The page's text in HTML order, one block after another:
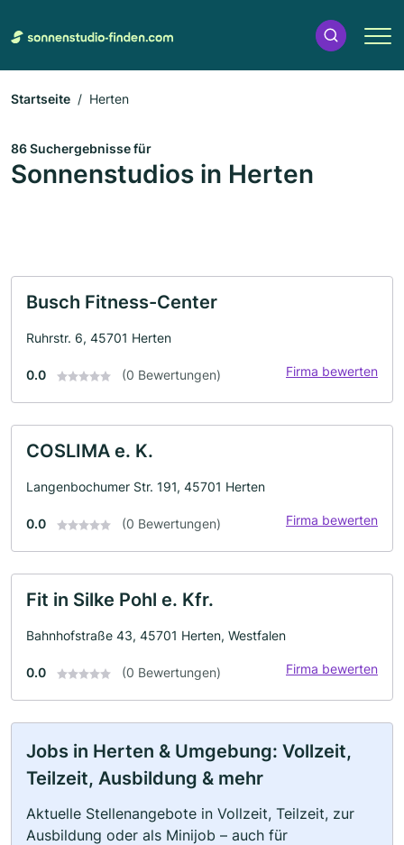
Startseite Herten
86 Suchergebnisse für
Sonnenstudios in Herten
Busch Fitness-Center
Ruhrstr. 6, 45701 Herten
0.0 (0 Bewertungen) Firma bewerten
COSLIMA e. K.
Langenbochumer Str. 191, 45701 Herten
0.0 (0 Bewertungen) Firma bewerten
Fit in Silke Pohl e. Kfr.
Bahnhofstraße 43, 45701 Herten, Westfalen
0.0 (0 Bewertungen) Firma bewerten
Jobs in Herten & Umgebung: Vollzeit,
Teilzeit, Ausbildung & mehr
Aktuelle Stellenangebote in Vollzeit, Teilzeit, zur
Ausbildung oder als Minijob – auch für